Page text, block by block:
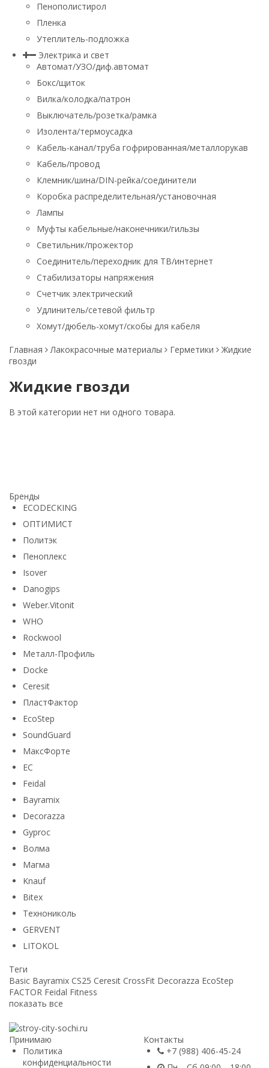
Пенополистирол
Пленка
Утеплитель-подложка
Электрика и свет
Автомат/УЗО/диф.автомат
Бокс/щиток
Вилка/колодка/патрон
Выключатель/розетка/рамка
Изолента/термоусадка
Кабель-канал/труба гофрированная/металлорукав
Кабель/провод
Клемник/шина/DIN-рейка/соединители
Коробка распределительная/установочная
Лампы
Муфты кабельные/наконечники/гильзы
Светильник/прожектор
Соединитель/переходник для ТВ/интернет
Стабилизаторы напряжения
Счетчик электрический
Удлинитель/сетевой фильтр
Хомут/дюбель-хомут/скобы для кабеля
Главная Лакокрасочные материалы Герметики
Жидкие
гвозди
Жидкие гвозди
В этой категории нет ни одного товара.
Бренды
ECODECKING
ОПТИМИСТ
Политэк
Пеноплекс
Isover
Danogips
Weber.Vitonit
WHO
Rockwool
Металл-Профиль
Docke
Ceresit
ПластФактор
EcoStep
SoundGuard
МаксФорте
ЕС
Feidal
Bayramix
Decorazza
Gyproc
Волма
Магма
Knauf
Bitex
Технониколь
GERVENT
LITOKOL
Теги
Basic Bayramix CS25 Ceresit CrossFit Decorazza EcoStep
FACTOR Feidal Fitness
показать все
Принимаю
Политика
конфиденциальности
Контакты
+7 (988) 406-45-24